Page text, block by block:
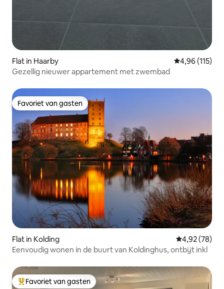
Flat in Haarby Gemiddelde
4,96 (115)
Gezellig nieuwer appartement met zwembad
Favoriet van gasten
Favoriet van gasten
Flat in Kolding Gemiddelde
4,92 (78)
Eenvoudig wonen in de buurt van Koldinghus, ontbijt inkl
Topfavoriet van gasten
Favoriet van gasten